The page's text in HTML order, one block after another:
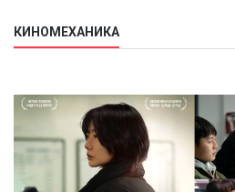
КИНОМЕХАНИКА